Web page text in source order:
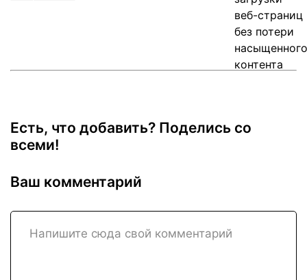
Есть, что добавить? Поделись со
всеми!
Ваш комментарий